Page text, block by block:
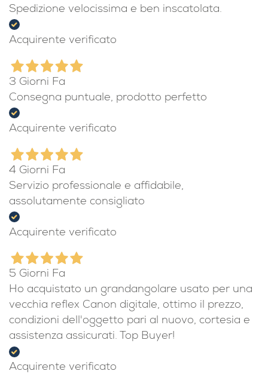
Spedizione velocissima e ben inscatolata.
Acquirente verificato
3 Giorni Fa
Consegna puntuale, prodotto perfetto
Acquirente verificato
4 Giorni Fa
Servizio professionale e affidabile,
assolutamente consigliato
Acquirente verificato
5 Giorni Fa
Ho acquistato un grandangolare usato per una
vecchia reflex Canon digitale, ottimo il prezzo,
condizioni dell'oggetto pari al nuovo, cortesia e
assistenza assicurati. Top Buyer!
Acquirente verificato